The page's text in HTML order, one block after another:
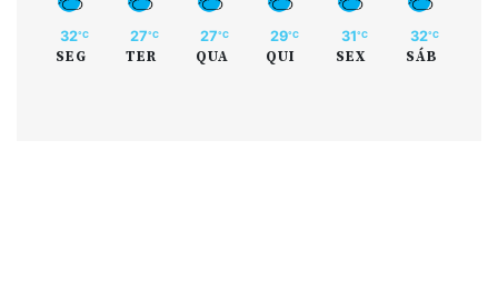
32°C
SEG
27°C
TER
27°C
QUA
29°C
QUI
31°C
SEX
32°C
SÁB